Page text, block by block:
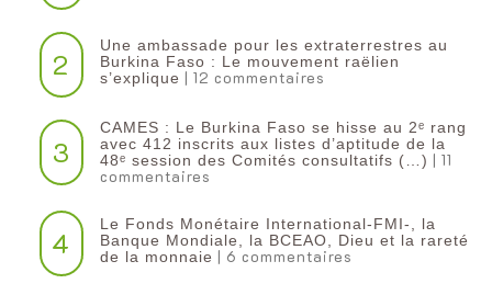
2
Une ambassade pour les extraterrestres au
Burkina Faso : Le mouvement raëlien
s’explique | 12 commentaires
3
CAMES : Le Burkina Faso se hisse au 2ᵉ rang
avec 412 inscrits aux listes d’aptitude de la
48ᵉ session des Comités consultatifs (…) | 11
commentaires
4
Le Fonds Monétaire International-FMI-, la
Banque Mondiale, la BCEAO, Dieu et la rareté
de la monnaie | 6 commentaires